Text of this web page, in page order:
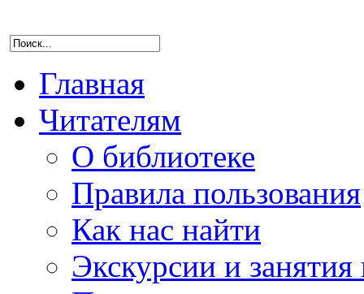
Главная
Читателям
О библиотеке
Правила пользования
Как нас найти
Экскурсии и занятия